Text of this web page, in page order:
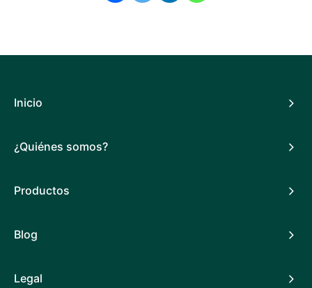
Inicio
¿Quiénes somos?
Productos
Blog
Legal